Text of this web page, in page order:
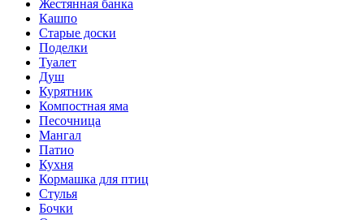
Жестянная банка
Кашпо
Старые доски
Поделки
Туалет
Душ
Курятник
Компостная яма
Песочница
Мангал
Патио
Кухня
Кормашка для птиц
Стулья
Бочки